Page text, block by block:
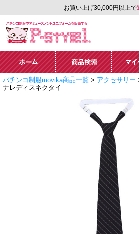
お買い上げ30,000円以上で
ーズメントユニフォー
ム通販「P-style 1」.
ホーム 商品検索 マイペ
パチンコ制服movika商品一覧 > アクセサリー
ナレディスネクタイ